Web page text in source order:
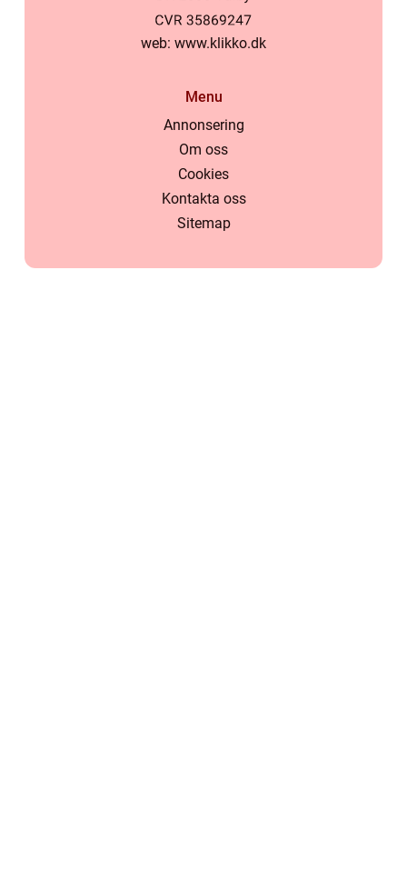
web: www.klikko.dk
Menu
Annonsering
Om oss
Cookies
Kontakta oss
Sitemap